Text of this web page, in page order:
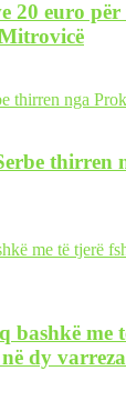
20 euro
me
dy varreza